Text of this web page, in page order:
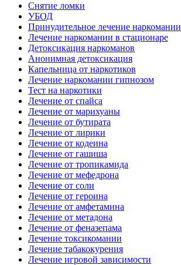
Снятие ломки
УБОД
Принудительное лечение наркомании
Лечение наркомании в стационаре
Детоксикация наркоманов
Анонимная детоксикация
Капельница от наркотиков
Лечение наркомании гипнозом
Тест на наркотики
Лечение от спайса
Лечение от марихуаны
Лечение от бутирата
Лечение от лирики
Лечение от кодеина
Лечение от гашиша
Лечение от тропикамида
Лечение от мефедрона
Лечение от соли
Лечение от героина
Лечение от амфетамина
Лечение от метадона
Лечение от феназепама
Лечение токсикомании
Лечение табакокурения
Лечение игровой зависимости